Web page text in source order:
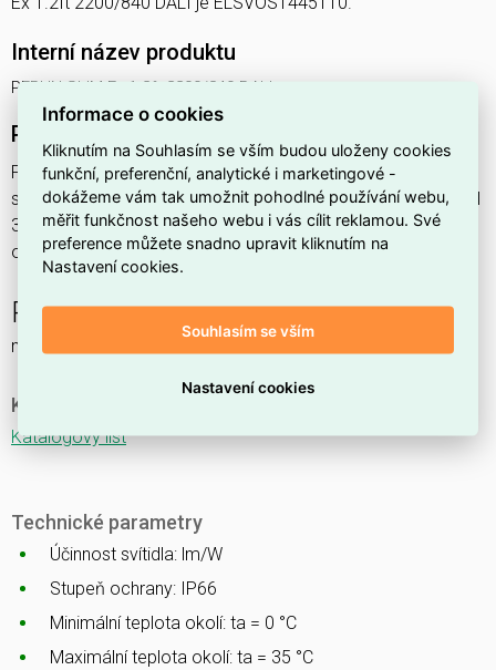
Interní název produktu
PERUN SLIM Ex 1.2ft 2200/840 DALI
Podrobný popis produktu
PERUN SLIM Ex 1.2ft 2200/840 DALI 15,4W IP65
svítidlo průmyslové do prostředí s nebezpečím výbuchu Ex II
3GD, 1x2200lm, spektrum 840RJ, s regulací stmívání
ovládané DALI protokolem, s nerez. klipy,
PERUN SLIM Ex NM
nouzové a orientační
Ke stažení
Katalogový list
Technické parametry
Účinnost svítidla: lm/W
Stupeň ochrany: IP66
Minimální teplota okolí: ta = 0 °C
Maximální teplota okolí: ta = 35 °C
Informace o cookies
Kliknutím na Souhlasím se vším budou uloženy cookies
funkční, preferenční, analytické i marketingové -
dokážeme vám tak umožnit pohodlné používání webu,
měřit funkčnost našeho webu i vás cílit reklamou. Své
preference můžete snadno upravit kliknutím na
Nastavení cookies.
Souhlasím se vším
Nastavení cookies